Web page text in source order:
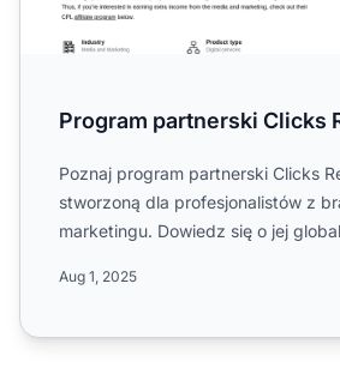
Program partnerski Clicks
Poznaj program partnerski Clicks
stworzoną dla profesjonalistów z
marketingu. Dowiedz się o jej
Aug 1, 2025